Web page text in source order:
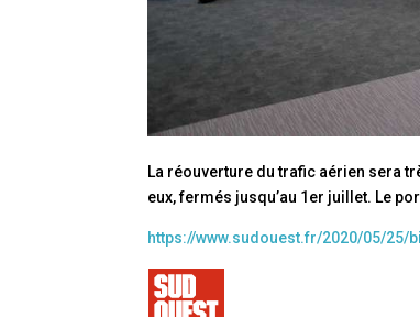
La réouverture du trafic aérien sera
eux, fermés jusqu’au 1er juillet. Le
https://www.sudouest.fr/2020/05/